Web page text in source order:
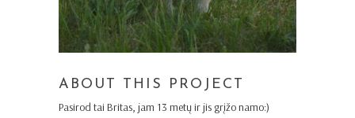
ABOUT THIS PROJECT
Pasirod tai Britas, jam 13 metų ir jis grįžo namo:)